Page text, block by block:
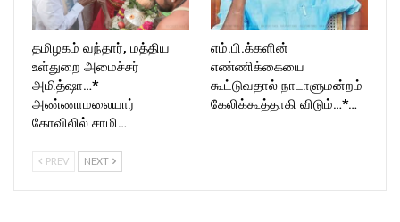
தமிழகம் வந்தார், மத்திய
உள்துறை அமைச்சர்
அமித்ஷா…*
அண்ணாமலையார்
கோவிலில் சாமி…
எம்.பி.க்களின்
எண்ணிக்கையை
கூட்டுவதால் நாடாளுமன்றம்
கேலிக்கூத்தாகி விடும்…*…
PREV NEXT